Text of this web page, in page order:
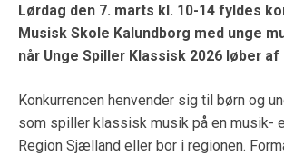
Lørdag den 7. marts kl. 10-14 fyldes
Musisk Skole Kalundborg med unge
når Unge Spiller Klassisk 2026 løber af
Konkurrencen henvender sig til børn og
som spiller klassisk musik på en musik-
Region Sjælland eller bor i regionen.